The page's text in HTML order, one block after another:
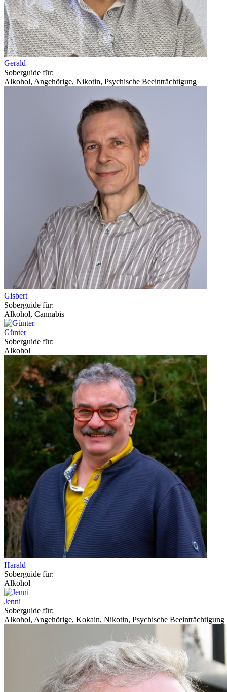
Gerald
Soberguide für:
Alkohol, Angehörige, Nikotin, Psychische Beeinträchtigung
Gisbert
Soberguide für:
Alkohol, Cannabis
Günter
Soberguide für:
Alkohol
Harald
Soberguide für:
Alkohol
Jenni
Soberguide für:
Alkohol, Angehörige, Kokain, Nikotin, Psychische Beeinträchtigung